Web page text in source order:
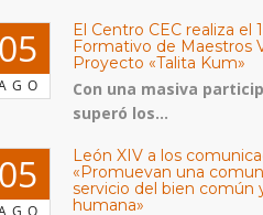
El Centro CEC realiza el
Formativo de Maestros
Proyecto «Talita Kum»
Con una masiva
superó los...
León XIV a los
«Promuevan una
servicio del bien común
humana»